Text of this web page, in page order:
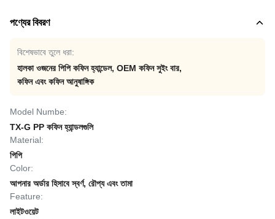
পণ্যের বিবরণ
বিশেষভাবে তুলে ধরা:
হালকা ওজনের পিপি কফিন হ্যান্ডেল, OEM কফিন সুইং বার,
কফিন এবং কফিন আনুষাঙ্গিক
Model Numbe:
TX-G PP কফিন হ্যান্ডলগুলি
Material:
পিপি
Color:
আপনার অর্ডার হিসাবে স্বর্ণ, রৌপ্য এবং তামা
Feature:
লাইটওয়েট